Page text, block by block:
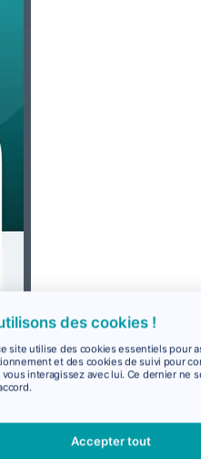
des cookies !
site utilise des cookies essentiels pour
et des cookies de suivi pour
interagissez avec lui. Ce dernier ne
Accepter tout